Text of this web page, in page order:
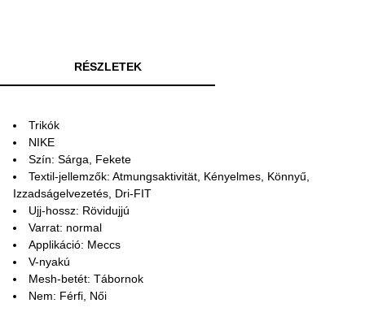
RÉSZLETEK
Trikók
NIKE
Szín: Sárga, Fekete
Textil-jellemzők: Atmungsaktivität, Kényelmes, Könnyű,
Izzadságelvezetés, Dri-FIT
Ujj-hossz: Rövidujjú
Varrat: normal
Applikáció: Meccs
V-nyakú
Mesh-betét: Tábornok
Nem: Férfi, Női